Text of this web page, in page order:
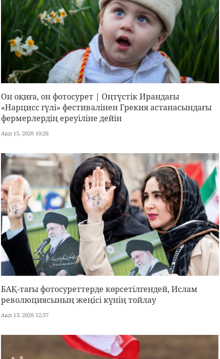
Он оқиға, он фотосурет | Оңтүстік Ирандағы
«Нарцисс гүлі» фестивалінен Грекия астанасындағы
фермерлердің ереуіліне дейін
Ақп 15, 2026 10:26
БАҚ-тағы фотосуреттерде көрсетілгендей, Ислам
революциясының жеңісі күнің тойлау
Ақп 13, 2026 12:37